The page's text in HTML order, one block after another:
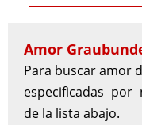
Amor
Para buscar amor
especificadas por
de la lista abajo.